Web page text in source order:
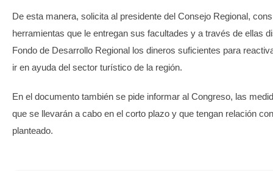
De esta manera, solicita al presidente del Consejo Regional,
herramientas que le entregan sus facultades y a través de ellas
Fondo de Desarrollo Regional los dineros suficientes para
ir en ayuda del sector turístico de la región.
En el documento también se pide informar al Congreso, las
que se llevarán a cabo en el corto plazo y que tengan relación
planteado.